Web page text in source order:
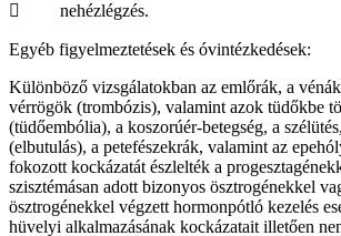
 nehézlégzés.
Egyéb figyelmeztetések és óvintézkedések:
Különböző vizsgálatokban az emlőrák, a
vérrögök (trombózis), valamint azok tüdőkbe
(tüdőembólia), a koszorúér-betegség, a
(elbutulás), a petefészekrák, valamint az
fokozott kockázatát észlelték a
szisztémásan adott bizonyos ösztrogénekkel
ösztrogénekkel végzett hormonpótló kezelés
hüvelyi alkalmazásának kockázatait illetően